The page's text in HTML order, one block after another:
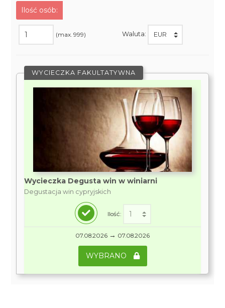
Ilość osób:
(max. 999) Waluta:
WYCIECZKA FAKULTATYWNA
Wycieczka Degusta win w winiarni
Degustacja win cypryjskich
Ilość:
07.08.2026 → 07.08.2026
WYBRANO